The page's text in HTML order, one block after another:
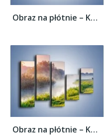
Obraz na płótnie – Koń o poranku –...
Obraz na płótnie – Koń o poranku –...